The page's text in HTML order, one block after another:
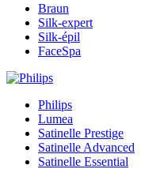
Braun
Silk-expert
Silk-épil
FaceSpa
Philips
Lumea
Satinelle Prestige
Satinelle Advanced
Satinelle Essential